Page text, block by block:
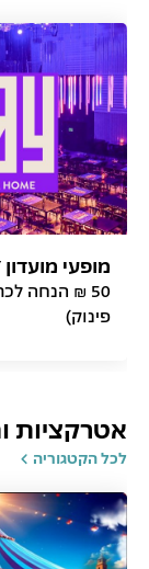
מופעי מועדון GRAY
50 ₪ הנחה
פינוק)
אטרקציות
לכל הקטגוריה